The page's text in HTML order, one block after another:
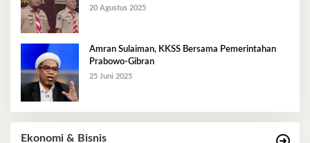
20 Agustus 2025
Amran Sulaiman, KKSS Bersama Pemerintahan
Prabowo-Gibran
25 Juni 2025
Ekonomi & Bisnis